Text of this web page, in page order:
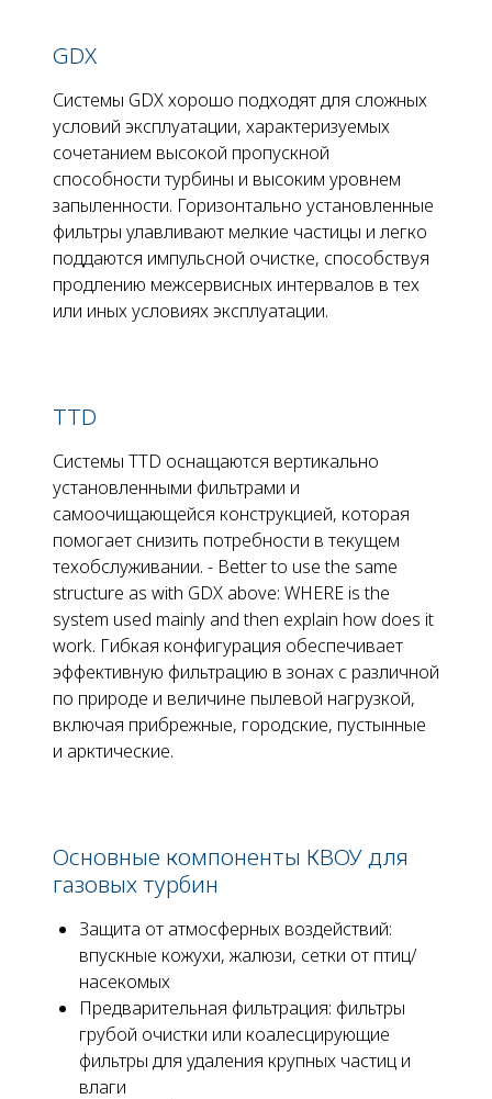
GDX
Системы GDX хорошо подходят для сложных
условий эксплуатации, характеризуемых
сочетанием высокой пропускной
способности турбины и высоким уровнем
запыленности. Горизонтально установленные
фильтры улавливают мелкие частицы и легко
поддаются импульсной очистке, способствуя
продлению межсервисных интервалов в тех
или иных условиях эксплуатации.
TTD
Системы TTD оснащаются вертикально
установленными фильтрами и
самоочищающейся конструкцией, которая
помогает снизить потребности в текущем
техобслуживании. - Better to use the same
structure as with GDX above: WHERE is the
system used mainly and then explain how does it
work. Гибкая конфигурация обеспечивает
эффективную фильтрацию в зонах с различной
по природе и величине пылевой нагрузкой,
включая прибрежные, городские, пустынные
и арктические.
Основные компоненты КВОУ для
газовых турбин
Защита от атмосферных воздействий:
впускные кожухи, жалюзи, сетки от птиц/
насекомых
Предварительная фильтрация: фильтры
грубой очистки или коалесцирующие
фильтры для удаления крупных частиц и
влаги